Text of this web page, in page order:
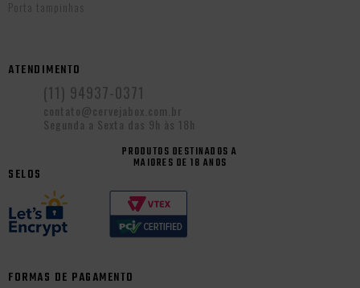
Porta tampinhas
ATENDIMENTO
(11) 94937-0371
contato@cervejabox.com.br
Segunda a Sexta das 9h às 18h
PRODUTOS DESTINADOS A
MAIORES DE 18 ANOS
SELOS
FORMAS DE PAGAMENTO